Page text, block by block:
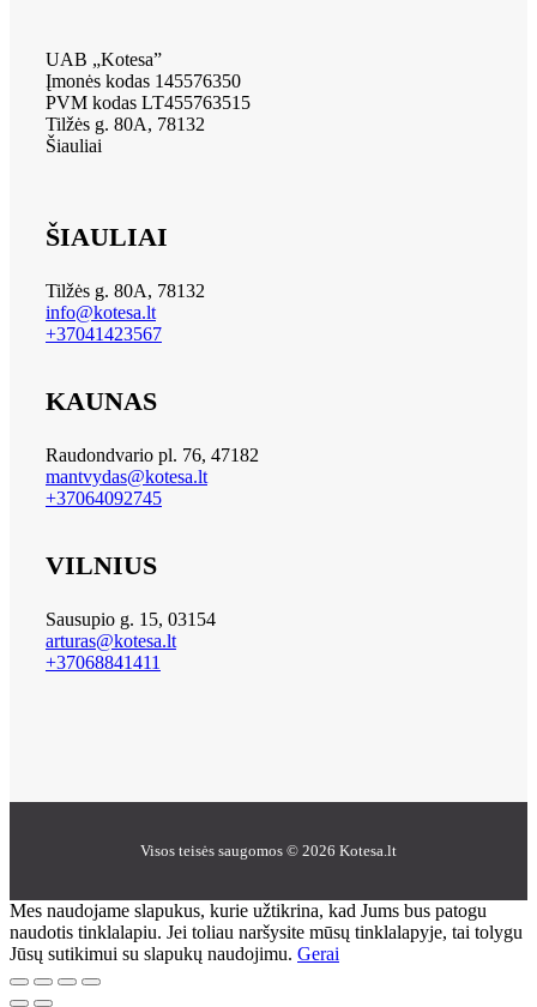
UAB „Kotesa”
Įmonės kodas 145576350
PVM kodas LT455763515
Tilžės g. 80A, 78132
Šiauliai
ŠIAULIAI
Tilžės g. 80A, 78132
info@kotesa.lt
+37041423567
KAUNAS
Raudondvario pl. 76, 47182
mantvydas@kotesa.lt
+37064092745
VILNIUS
Sausupio g. 15, 03154
arturas@kotesa.lt
+37068841411
Visos teisės saugomos © 2026 Kotesa.lt
Mes naudojame slapukus, kurie užtikrina, kad Jums bus patogu
naudotis tinklalapiu. Jei toliau naršysite mūsų tinklalapyje, tai tolygu
Jūsų sutikimui su slapukų naudojimu. Gerai